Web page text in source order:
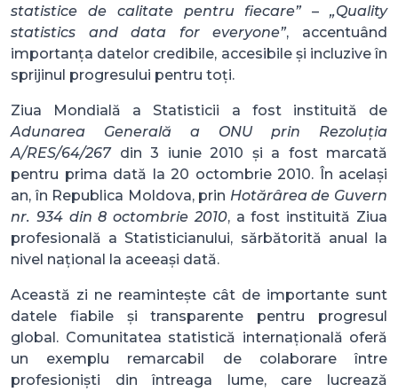
statistice de calitate pentru fiecare”–„Quality
statistics and data for everyone”, accentuând
importanța datelor credibile, accesibile și incluzive în
sprijinul progresului pentru toți.
Ziua Mondială a Statisticii a fost instituită de
Adunarea Generală a ONU prin Rezoluția
A/RES/64/267din 3 iunie 2010 și a fost marcată
pentru prima dată la 20 octombrie 2010. În același
an, în Republica Moldova, prin Hotărârea de Guvern
nr. 934 din 8 octombrie 2010, a fost instituită Ziua
profesională a Statisticianului, sărbătorită anual la
nivel național la aceeași dată.
Această zi ne reamintește cât de importante sunt
datele fiabile și transparente pentru progresul
global. Comunitatea statistică internațională oferă
un exemplu remarcabil de colaborare între
profesioniști din întreaga lume, care lucrează